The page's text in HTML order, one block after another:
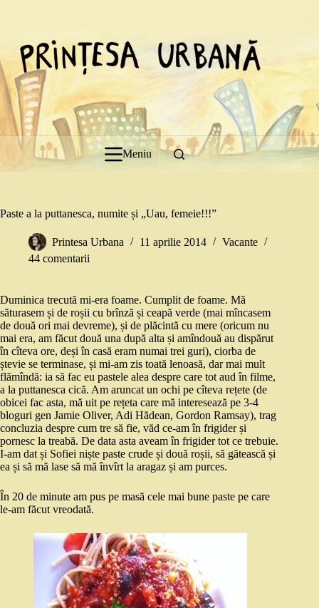
Meniu
Paste a la puttanesca, numite și „Uau, femeie!!!”
Printesa Urbana 11 aprilie 2014
Vacante
44 comentarii
Duminica trecută mi-era foame. Cumplit de foame. Mă
săturasem și de roșii cu brînză și ceapă verde (mai mîncasem
de două ori mai devreme), și de plăcintă cu mere (oricum nu
mai era, am făcut două una după alta și amîndouă au dispărut
în cîteva ore, deși în casă eram numai trei guri), ciorba de
ștevie se terminase, și mi-am zis toată lenoasă, dar mai mult
flămîndă: ia să fac eu pastele alea despre care tot aud în filme,
a la puttanesca cică. Am aruncat un ochi pe cîteva rețete (de
obicei fac asta, mă uit pe rețeta care mă interesează pe 3-4
bloguri gen Jamie Oliver, Adi Hădean, Gordon Ramsay), trag
concluzia despre cum tre să fie, văd ce-am în frigider și
pornesc la treabă. De data asta aveam în frigider tot ce trebuie.
I-am dat și Sofiei niște paste crude și două roșii, să gătească și
ea și să mă lase să mă învîrt la aragaz și am purces.
În 20 de minute am pus pe masă cele mai bune paste pe care
le-am făcut vreodată.